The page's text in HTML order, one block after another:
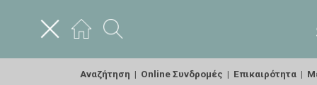
Αναζήτηση | Online Συνδρομές | Επικαιρότητα |